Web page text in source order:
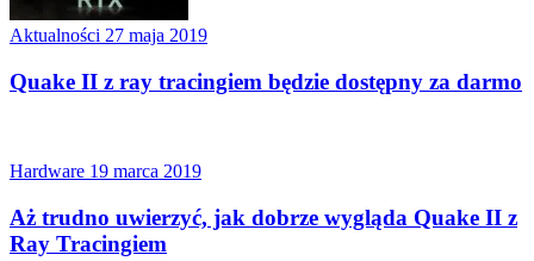
Aktualności 27 maja 2019
Quake II z ray tracingiem będzie dostępny za darmo
Hardware 19 marca 2019
Aż trudno uwierzyć, jak dobrze wygląda Quake II z
Ray Tracingiem